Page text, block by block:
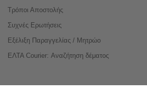
Τρόποι Αποστολής
Συχνές Ερωτήσεις
Εξέλιξη Παραγγελίας / Μητρώο
ΕΛΤΑ Courier: Αναζήτηση δέματος